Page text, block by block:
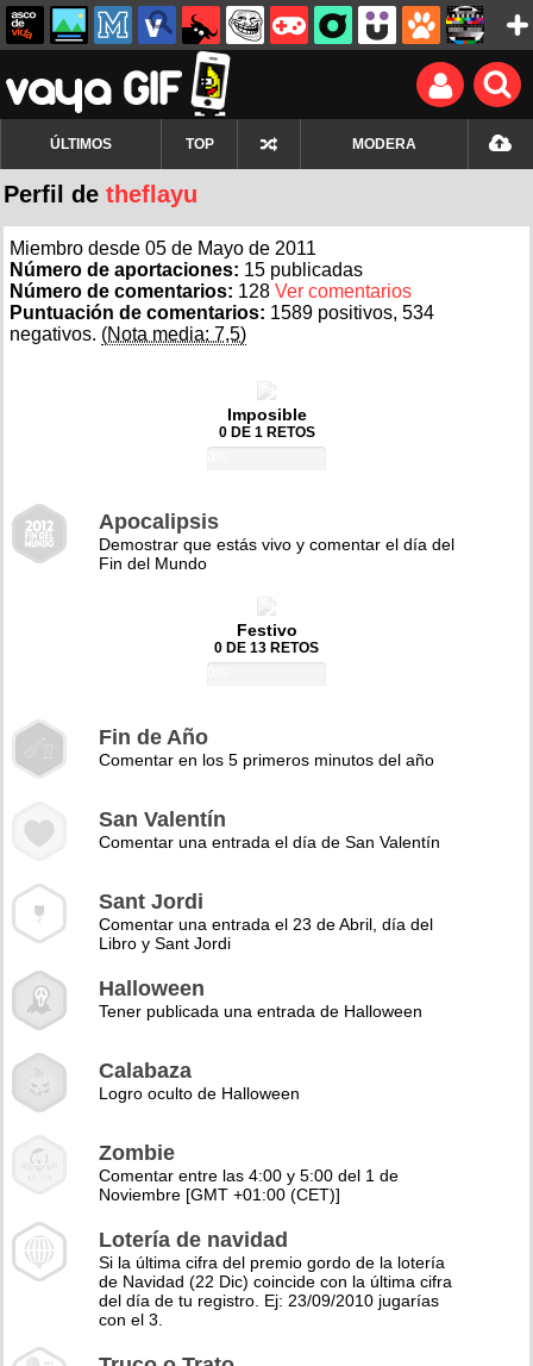
ÚLTIMOS TOP MODERA
Perfil de theflayu
Miembro desde 05 de Mayo de 2011
Número de aportaciones: 15 publicadas
Número de comentarios: 128 Ver comentarios
Puntuación de comentarios: 1589 positivos, 534
negativos. (Nota media: 7,5)
Imposible
0 DE 1 RETOS
Apocalipsis
Demostrar que estás vivo y comentar el día del
Fin del Mundo
Festivo
0 DE 13 RETOS
Fin de Año
Comentar en los 5 primeros minutos del año
San Valentín
Comentar una entrada el día de San Valentín
Sant Jordi
Comentar una entrada el 23 de Abril, día del
Libro y Sant Jordi
Halloween
Tener publicada una entrada de Halloween
Calabaza
Logro oculto de Halloween
Zombie
Comentar entre las 4:00 y 5:00 del 1 de
Noviembre [GMT +01:00 (CET)]
Lotería de navidad
Si la última cifra del premio gordo de la lotería
de Navidad (22 Dic) coincide con la última cifra
del día de tu registro. Ej: 23/09/2010 jugarías
con el 3.